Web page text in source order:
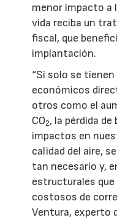
menor impacto a
vida reciba un
fiscal, que
implantación.
“Si solo se
económicos
otros como el
CO2, la pérdida
impactos en
calidad del aire,
tan necesario y,
estructurales
costosos de
Ventura, experto